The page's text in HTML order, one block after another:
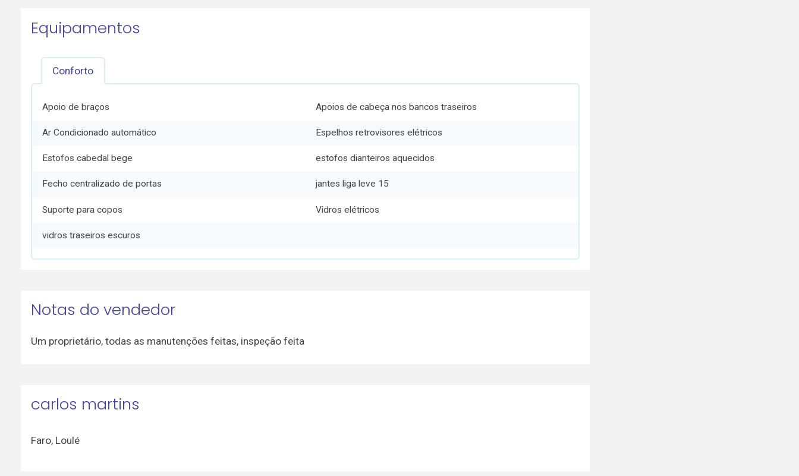
Equipamentos
Conforto
Apoio de braços Apoios de cabeça nos bancos traseiros
Ar Condicionado automático Espelhos retrovisores elétricos
Estofos cabedal bege estofos dianteiros aquecidos
Fecho centralizado de portas jantes liga leve 15
Suporte para copos Vidros elétricos
vidros traseiros escuros
Notas do vendedor
Um proprietário, todas as manutenções feitas, inspeção feita
carlos martins
Faro, Loulé